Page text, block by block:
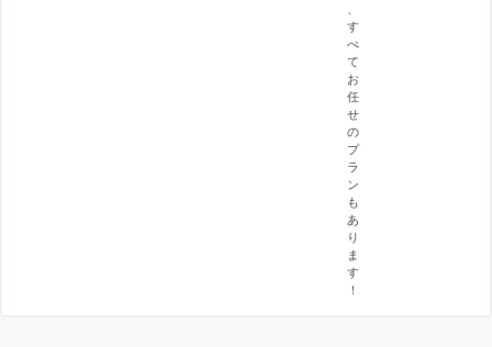
す
べ
て
お
任
せ
の
プ
ラ
ン
も
あ
り
ま
す
！